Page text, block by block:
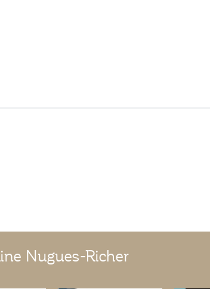
Nugues-Richer